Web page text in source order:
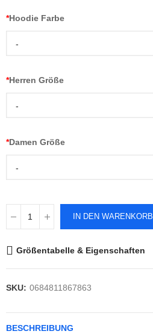
*Hoodie Farbe
-
*Herren Größe
-
*Damen Größe
-
IN DEN WARENKORB
Größentabelle & Eigenschaften
SKU: 0684811867863
BESCHREIBUNG